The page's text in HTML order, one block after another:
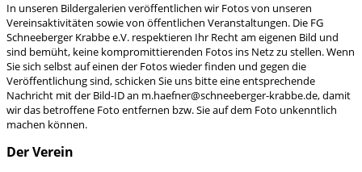
In unseren Bildergalerien veröffentlichen wir Fotos von unseren
Vereinsaktivitäten sowie von öffentlichen Veranstaltungen. Die FG
Schneeberger Krabbe e.V. respektieren Ihr Recht am eigenen Bild und
sind bemüht, keine kompromittierenden Fotos ins Netz zu stellen. Wenn
Sie sich selbst auf einen der Fotos wieder finden und gegen die
Veröffentlichung sind, schicken Sie uns bitte eine entsprechende
Nachricht mit der Bild-ID an m.haefner@schneeberger-krabbe.de, damit
wir das betroffene Foto entfernen bzw. Sie auf dem Foto unkenntlich
machen können.
Der Verein